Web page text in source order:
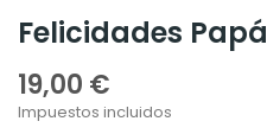
Felicidades Papá
19,00 €
Impuestos incluidos